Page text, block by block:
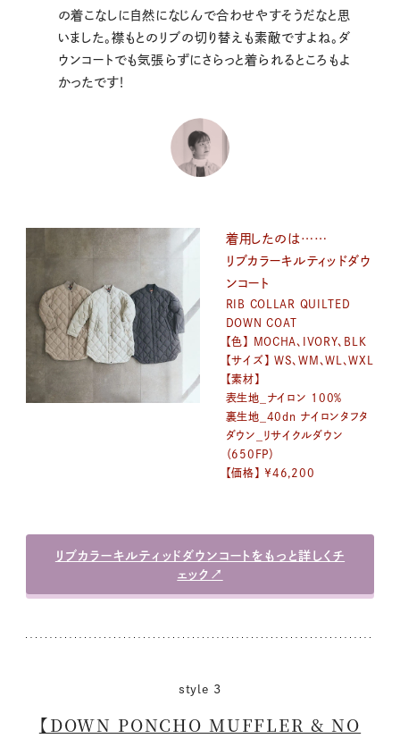
の着こなしに自然になじんで合わせやすそうだなと思
いました。襟もとのリブの切り替えも素敵ですよね。ダ
ウンコートでも気張らずにさらっと着られるところもよ
かったです！
着用したのは……
リブカラーキルティッドダウ
ンコート
RIB COLLAR QUILTED
DOWN COAT
【色】 MOCHA、IVORY、BLK
【サイズ】 WS、WM、WL、WXL
【素材】
表生地_ナイロン 100％
裏生地_40dn ナイロンタフタ
ダウン_リサイクルダウン
（650FP）
【価格】 ￥46,200
リブカラーキルティッドダウンコートをもっと詳しくチ
ェック↗︎
style 3
【DOWN PONCHO MUFFLER & NO